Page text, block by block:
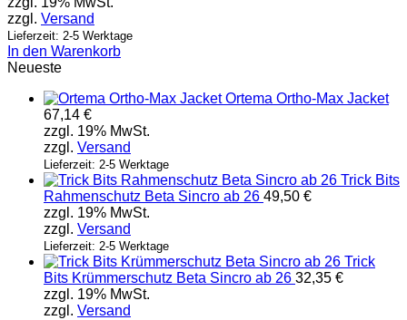
zzgl. Versand
Lieferzeit: 2-5 Werktage
In den Warenkorb
Neueste
Ortema Ortho-Max Jacket
67,14 €
zzgl. 19% MwSt.
zzgl. Versand
Lieferzeit: 2-5 Werktage
Trick Bits
Rahmenschutz Beta Sincro ab 26 49,50 €
zzgl. 19% MwSt.
zzgl. Versand
Lieferzeit: 2-5 Werktage
Trick
Bits Krümmerschutz Beta Sincro ab 26 32,35 €
zzgl. 19% MwSt.
zzgl. Versand